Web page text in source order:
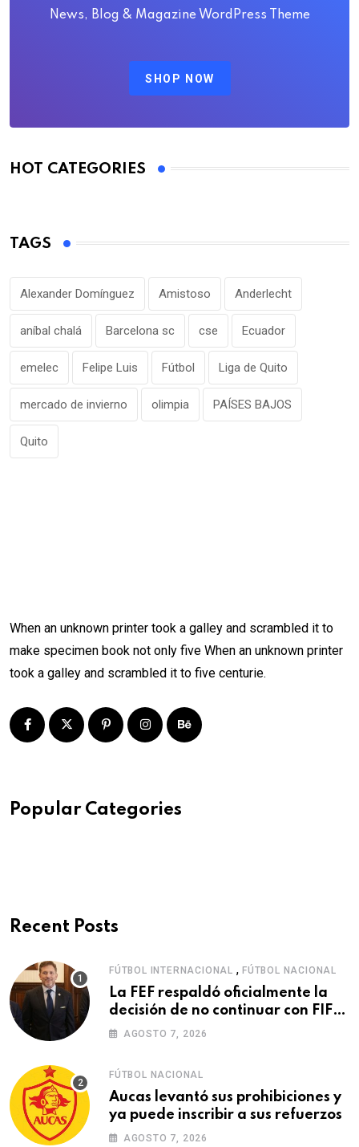
News, Blog & Magazine WordPress Theme
SHOP NOW
HOT CATEGORIES
TAGS
Alexander Domínguez Amistoso Anderlecht
aníbal chalá Barcelona sc cse Ecuador
emelec Felipe Luis Fútbol Liga de Quito
mercado de invierno olimpia PAÍSES BAJOS
Quito
When an unknown printer took a galley and scrambled it to
make specimen book not only five When an unknown printer
took a galley and scrambled it to five centurie.
Popular Categories
Recent Posts
FÚTBOL INTERNACIONAL , FÚTBOL NACIONAL
La FEF respaldó oficialmente la
decisión de no continuar con FIFA
Forward Enterprise
AGOSTO 7, 2026
FÚTBOL NACIONAL
Aucas levantó sus prohibiciones y
ya puede inscribir a sus refuerzos
AGOSTO 7, 2026